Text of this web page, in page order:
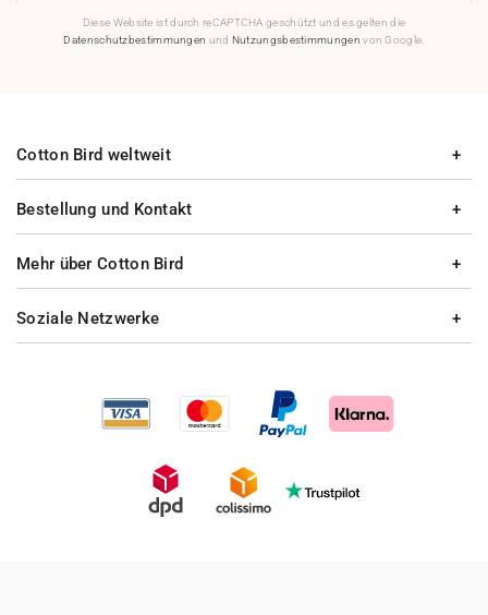
Diese Website ist durch reCAPTCHA geschützt und es gelten die
Datenschutzbestimmungen und Nutzungsbestimmungen von Google.
Bestellung und Kontakt
Mehr über Cotton Bird
Cotton Bird weltweit
Soziale Netzwerke